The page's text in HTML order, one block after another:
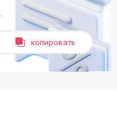
копировать